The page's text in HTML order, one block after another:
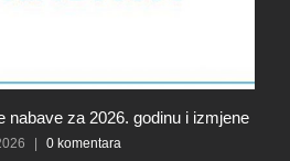
nabave za 2026. godinu i izmjene
0 komentara